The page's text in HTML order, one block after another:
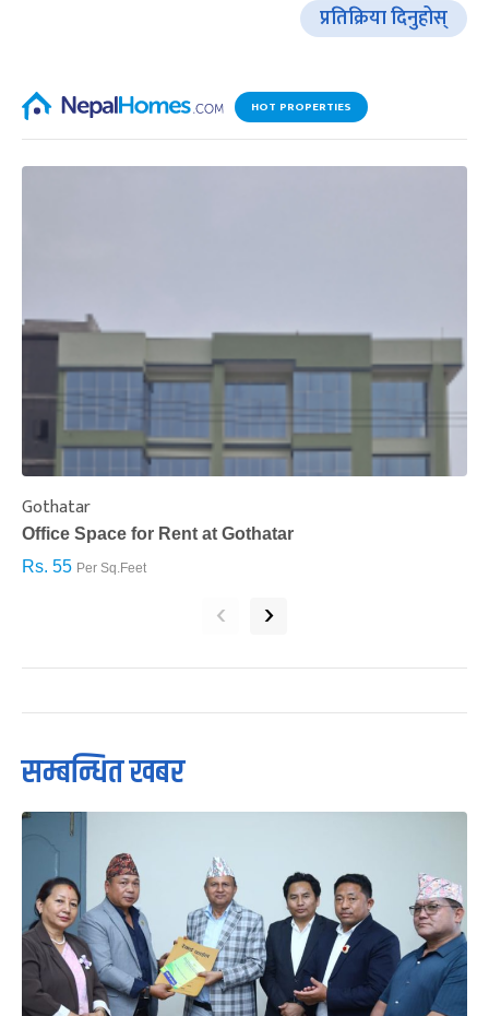
प्रतिक्रिया दिनुहोस्
HOT PROPERTIES
Gothatar
Office Space for Rent at Gothatar
Rs. 55 Per Sq.Feet
‹ ›
सम्बन्धित खबर